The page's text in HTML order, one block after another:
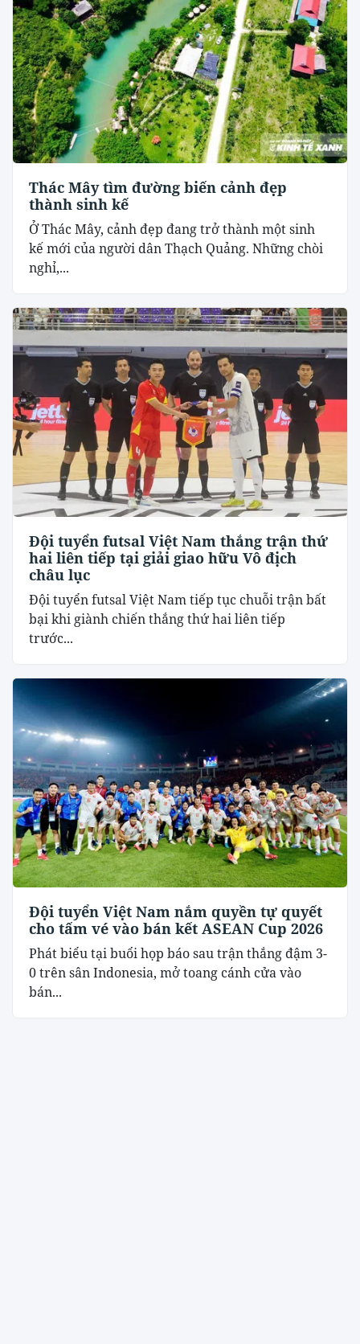
Thác Mây tìm đường biến cảnh đẹp
thành sinh kế
Ở Thác Mây, cảnh đẹp đang trở thành một sinh
kế mới của người dân Thạch Quảng. Những chòi
nghỉ,...
Đội tuyển futsal Việt Nam thắng trận thứ
hai liên tiếp tại giải giao hữu Vô địch
châu lục
Đội tuyển futsal Việt Nam tiếp tục chuỗi trận bất
bại khi giành chiến thắng thứ hai liên tiếp
trước...
Đội tuyển Việt Nam nắm quyền tự quyết
cho tấm vé vào bán kết ASEAN Cup 2026
Phát biểu tại buổi họp báo sau trận thắng đậm 3-
0 trên sân Indonesia, mở toang cánh cửa vào
bán...